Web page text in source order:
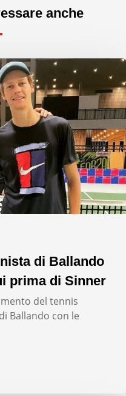
anche
di Ballando
prima di Sinner
del tennis
Ballando con le